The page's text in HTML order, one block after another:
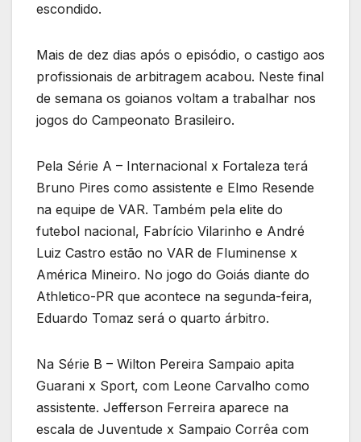
escondido.
Mais de dez dias após o episódio, o castigo aos
profissionais de arbitragem acabou. Neste final
de semana os goianos voltam a trabalhar nos
jogos do Campeonato Brasileiro.
Pela Série A – Internacional x Fortaleza terá
Bruno Pires como assistente e Elmo Resende
na equipe de VAR. Também pela elite do
futebol nacional, Fabrício Vilarinho e André
Luiz Castro estão no VAR de Fluminense x
América Mineiro. No jogo do Goiás diante do
Athletico-PR que acontece na segunda-feira,
Eduardo Tomaz será o quarto árbitro.
Na Série B – Wilton Pereira Sampaio apita
Guarani x Sport, com Leone Carvalho como
assistente. Jefferson Ferreira aparece na
escala de Juventude x Sampaio Corrêa com